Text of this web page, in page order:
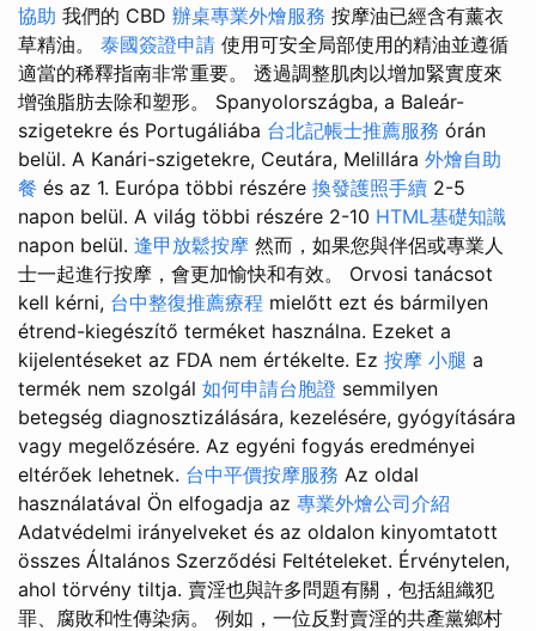
協助 我們的 CBD 辦桌專業外燴服務 按摩油已經含有薰衣
草精油。 泰國簽證申請 使用可安全局部使用的精油並遵循
適當的稀釋指南非常重要。 透過調整肌肉以增加緊實度來
增強脂肪去除和塑形。 Spanyolországba, a Baleár-
szigetekre és Portugáliába 台北記帳士推薦服務 órán
belül. A Kanári-szigetekre, Ceutára, Melillára 外燴自助
餐 és az 1. Európa többi részére 換發護照手續 2-5
napon belül. A világ többi részére 2-10 HTML基礎知識
napon belül. 逢甲放鬆按摩 然而，如果您與伴侶或專業人
士一起進行按摩，會更加愉快和有效。 Orvosi tanácsot
kell kérni, 台中整復推薦療程 mielőtt ezt és bármilyen
étrend-kiegészítő terméket használna. Ezeket a
kijelentéseket az FDA nem értékelte. Ez 按摩 小腿 a
termék nem szolgál 如何申請台胞證 semmilyen
betegség diagnosztizálására, kezelésére, gyógyítására
vagy megelőzésére. Az egyéni fogyás eredményei
eltérőek lehetnek. 台中平價按摩服務 Az oldal
használatával Ön elfogadja az 專業外燴公司介紹
Adatvédelmi irányelveket és az oldalon kinyomtatott
összes Általános Szerződési Feltételeket. Érvénytelen,
ahol törvény tiltja. 賣淫也與許多問題有關，包括組織犯
罪、腐敗和性傳染病。 例如，一位反對賣淫的共產黨鄉村